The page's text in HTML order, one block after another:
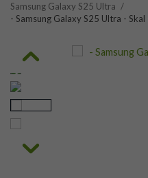
Samsung Galaxy S25 Ultra /
- Samsung Galaxy S25 Ultra -